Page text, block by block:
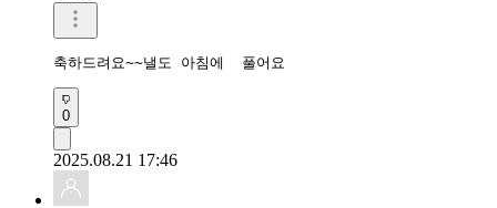
축하드려요~~낼도 아침에  풀어요
0
2025.08.21 17:46